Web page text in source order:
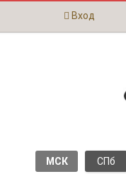
Вход
МСК СПб